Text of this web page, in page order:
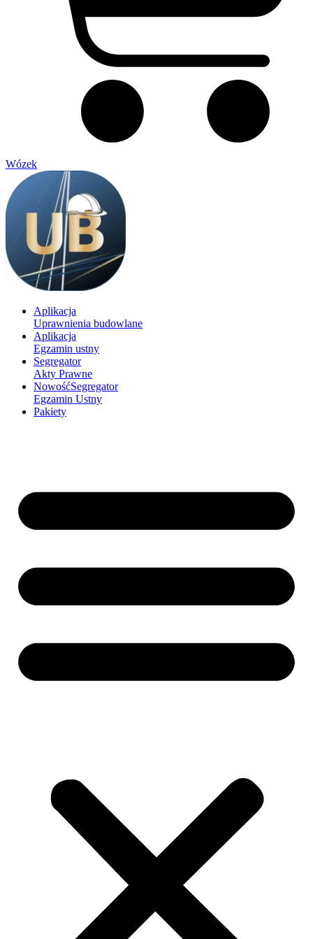
Wózek
Aplikacja
Uprawnienia budowlane
Aplikacja
Egzamin ustny
Segregator
Akty Prawne
NowośćSegregator
Egzamin Ustny
Pakiety